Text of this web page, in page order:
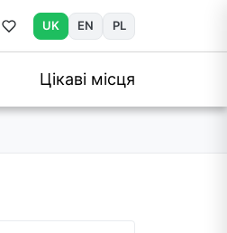
UK EN PL
Цікаві місця